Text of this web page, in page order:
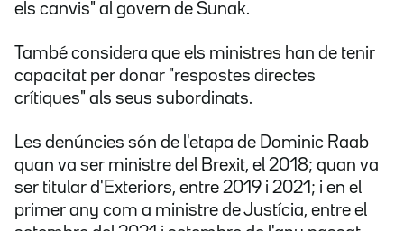
els canvis" al govern de Sunak.
També considera que els ministres han de tenir
capacitat per donar "respostes directes
crítiques" als seus subordinats.
Les denúncies són de l'etapa de Dominic Raab
quan va ser ministre del Brexit, el 2018; quan va
ser titular d'Exteriors, entre 2019 i 2021; i en el
primer any com a ministre de Justícia, entre el